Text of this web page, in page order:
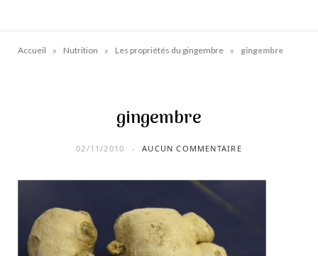
Accueil » Nutrition » Les propriétés du gingembre » gingembre
gingembre
02/11/2010 AUCUN COMMENTAIRE